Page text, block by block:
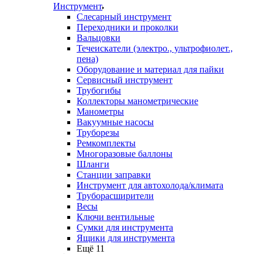
Инструмент
Слесарный инструмент
Переходники и проколки
Вальцовки
Течеискатели (электро., ультрофиолет.,
пена)
Оборудование и материал для пайки
Сервисный инструмент
Трубогибы
Коллекторы манометрические
Манометры
Вакуумные насосы
Труборезы
Ремкомплекты
Многоразовые баллоны
Шланги
Станции заправки
Инструмент для автохолода/климата
Труборасширители
Весы
Ключи вентильные
Сумки для инструмента
Ящики для инструмента
Ещё 11